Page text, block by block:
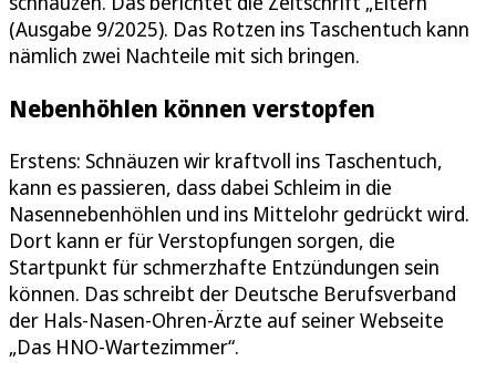
(Ausgabe 9/2025). Das Rotzen ins Taschentuch kann
nämlich zwei Nachteile mit sich bringen.
Nebenhöhlen können verstopfen
Erstens: Schnäuzen wir kraftvoll ins Taschentuch,
kann es passieren, dass dabei Schleim in die
Nasennebenhöhlen und ins Mittelohr gedrückt wird.
Dort kann er für Verstopfungen sorgen, die
Startpunkt für schmerzhafte Entzündungen sein
können. Das schreibt der Deutsche Berufsverband
der Hals-Nasen-Ohren-Ärzte auf seiner Webseite
„Das HNO-Wartezimmer“.